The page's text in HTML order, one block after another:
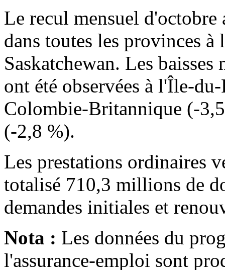
Le recul mensuel d'octobre
dans toutes les provinces
Saskatchewan. Les
ont été observées à l'Île-
Colombie-Britannique (-
(-2,8 %).
Les prestations ordinaires
totalisé 710,3 millions de
demandes initiales et
Nota : Les données du
l'assurance-emploi sont